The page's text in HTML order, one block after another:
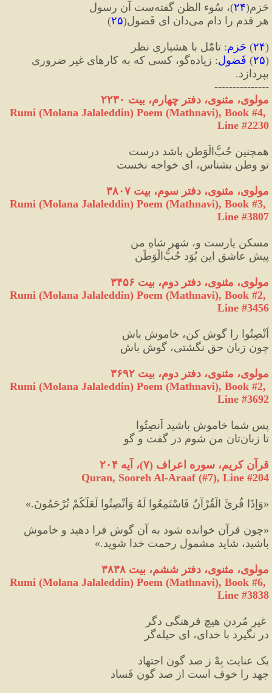
حَزم(۲۴)، سُوء الظن گفته‌ست آن رسول
هر قدم را دام می‌دان ای فَضول
(۲۵)
(۲۴) حَزم: تامّل با هشیاریِ نظر
(۲۵) فَضول:
بپردازد.
---------------
مولوی، مثنوی، دفتر چهارم، بیت ۲۲۳۰
Rumi (Molana Jalaleddin) Poem (Mathnavi), Book #4,
Line #2230
همچنین حُبُّ‌الْوَطن باشد درست
تو وطن بشناس، ای خواجه نخست
مولوی، مثنوی، دفتر سوم، بیت ۳۸۰۷
Rumi (Molana Jalaleddin) Poem (Mathnavi), Book #3,
Line #3807
مسکنِ یارست و، شهرِ شاهِ من
پیشِ عاشق این بُوَد حُبُّ‌الْوَطَن
مولوی، مثنوی، دفتر دوم، بیت ۳۴۵۶
Rumi (Molana Jalaleddin) Poem (Mathnavi), Book #2,
Line #3456
اَنْصِتُوا را گوش کن، خاموش باش
چون زبانِ حق نگشتی، گوش باش‏
مولوی، مثنوی، دفتر دوم، بیت ۳۶۹۲
Rumi (Molana Jalaleddin) Poem (Mathnavi), Book #2,
Line #3692
پس شما خاموش باشید اَنصِتُوا
تا زبان‌تان من شوم در گفت و گو
قرآن کریم، سوره اعراف (۷)، آیه ۲۰۴
Quran, Sooreh Al-Araaf (#7), Line #204
«وَإِذَا قُرِئَ الْقُرْآنُ فَاسْتَمِعُوا لَهُ وَأَنْصِتُوا لَعَلَّكُمْ تُرْحَمُونَ.»
«
باشيد، شايد مشمول رحمت خدا شويد.»
مولوی، مثنوی، دفتر ششم، بیت ۳۸۳۸
Rumi (Molana Jalaleddin) Poem (Mathnavi), Book #6,
Line #3838
غیرِ مُردن هیچ فرهنگی دگر
در نگیرد با خدای، ای حیله‌گر
یک عنایت بِهْ ز صد گون اجتهاد
جهد را خوف است از صد گون فَساد